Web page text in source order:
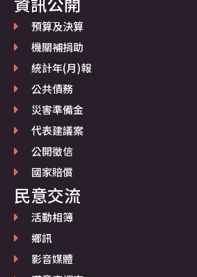
預算及決算
機關補捐助
統計年(月)報
公共債務
災害準備金
代表建議案
公開徵信
國家賠償
民意交流
活動相簿
鄉訊
影音媒體